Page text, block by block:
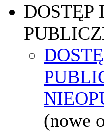
DOSTĘP
(nowe